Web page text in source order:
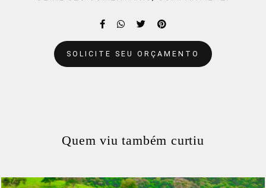
SOLICITE SEU ORÇAMENTO
Quem viu também curtiu